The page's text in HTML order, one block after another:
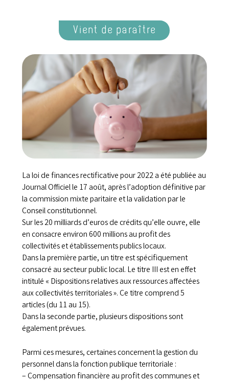
Vient de paraître
La loi de finances rectificative pour 2022 a été publiée au
Journal Officiel le 17 août, après l’adoption définitive par
la commission mixte paritaire et la validation par le
Conseil constitutionnel.
Sur les 20 milliards d’euros de crédits qu’elle ouvre, elle
en consacre environ 600 millions au profit des
collectivités et établissements publics locaux.
Dans la première partie, un titre est spécifiquement
consacré au secteur public local. Le titre III est en effet
intitulé « Dispositions relatives aux ressources affectées
aux collectivités territoriales ». Ce titre comprend 5
articles (du 11 au 15).
Dans la seconde partie, plusieurs dispositions sont
également prévues.
Parmi ces mesures, certaines concernent la gestion du
personnel dans la fonction publique territoriale :
– Compensation financière au profit des communes et